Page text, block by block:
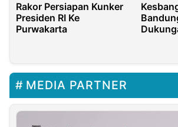
Rakor Persiapan Kunker
Presiden RI Ke
Purwakarta
MEDIA PARTNER